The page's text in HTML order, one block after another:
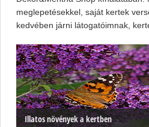
meglepetésekkel, saját kertek
kedvében járni látogatóimnak,
Illatos növények a kertben